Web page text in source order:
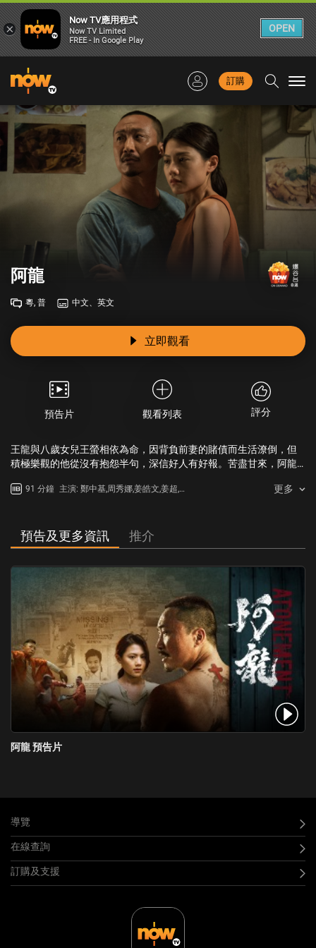
訂購
阿龍
粵, 普 中文、英文
立即觀看
預告片 觀看列表 評分
王龍與八歲女兒王螢相依為命，因背負前妻的賭債而生活潦倒，但
積極樂觀的他從沒有抱怨半句，深信好人有好報。苦盡甘來，阿龍
被拐子集團擄走了。痛失至親的阿龍徹底放棄以往信念，為了留在
日的善念，大徹大悟，還是墜入萬劫不復的仇恨地獄呢？
91 分鐘 主演: 鄭中基,周秀娜,姜皓文,姜超,傅
更多
預告及更多資訊 推介
阿龍 預告片
導覽
在線查詢
訂購及支援
×
Now TV應用程式
Now TV Limited
FREE - In Google Play
OPEN